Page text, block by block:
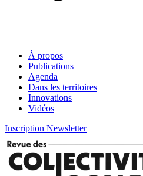
À propos
Publications
Agenda
Dans les territoires
Innovations
Vidéos
Inscription Newsletter